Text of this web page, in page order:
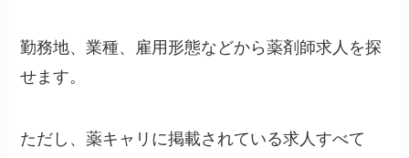
勤務地、業種、雇用形態などから薬剤師求人を探
せます。
ただし、薬キャリに掲載されている求人すべて